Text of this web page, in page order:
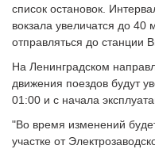
список остановок.
вокзала увеличатся до 40
отправляться до станции
На Ленинградском
движения поездов будут
01:00 и с начала
"Во время изменений
участке от